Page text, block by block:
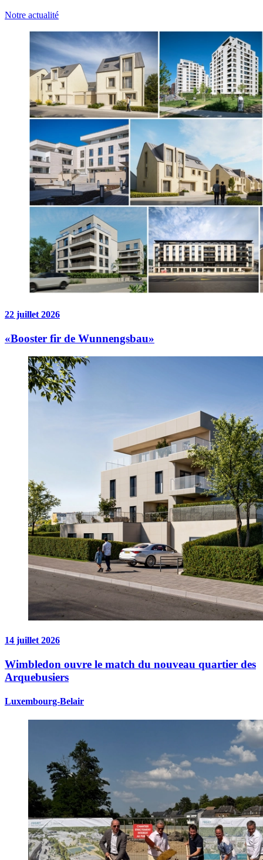
Notre actualité
22 juillet 2026
«Booster fir de Wunnengsbau»
14 juillet 2026
Wimbledon ouvre le match du nouveau quartier des
Arquebusiers
Luxembourg-Belair